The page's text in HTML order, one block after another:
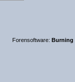
Forensoftware: Burning